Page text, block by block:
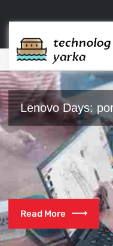
Lenovo Days:
Read More